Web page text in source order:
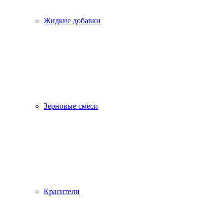
Жидкие добавки
Зерновые смеси
Красители